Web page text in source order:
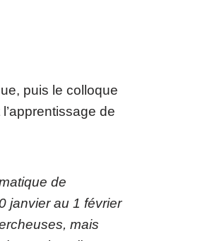
puis le colloque
de
de
janvier au 1 février
mais